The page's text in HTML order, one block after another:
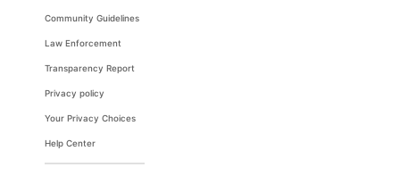
Community Guidelines
Law Enforcement
Transparency Report
Privacy policy
Your Privacy Choices
Help Center